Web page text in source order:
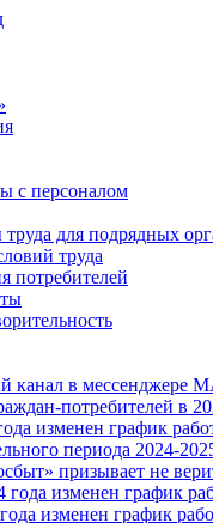
с персоналом
для подрядных
труда
потребителей
канал в мессенджере
потребителей в
изменен график
периода 2024-
призывает не
года изменен график
изменен график